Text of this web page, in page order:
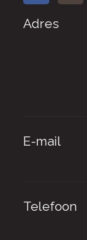
Adres
E-mail
Telefoon